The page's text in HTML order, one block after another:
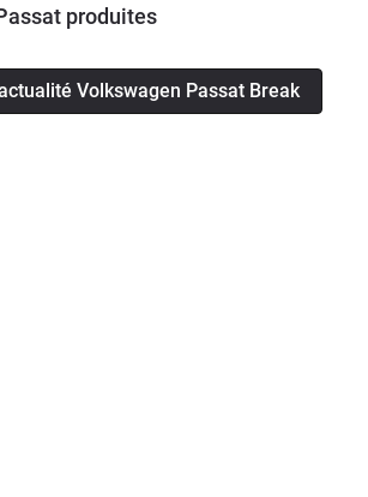
produites
Volkswagen Passat Break